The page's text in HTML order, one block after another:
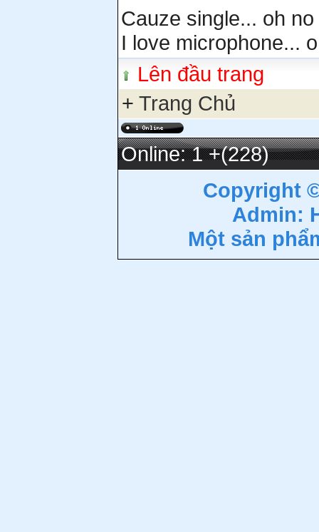
Cauze single... oh
I love microphone...
Lên đầu trang
+ Trang Chủ
Online: 1+(228)
Copyright
Admin:
Một sản